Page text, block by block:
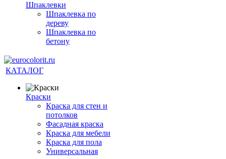
Шпаклевки
Шпаклевка по
дереву
Шпаклевка по
бетону
КАТАЛОГ
Краски
Краска для стен и
потолков
Фасадная краска
Краска для мебели
Краска для пола
Универсальная